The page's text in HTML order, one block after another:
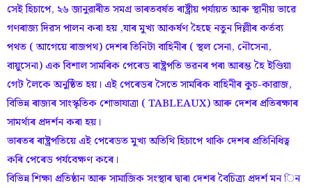
সেই হিচাপে, ২৬ জানুৱাৰীত সমগ্ৰ ভাৰতবৰ্ষত ৰাষ্ট্ৰীয় পৰ্যায়ত আৰু স্থানীয় ভাৱে
গণৰাজ্য দিৱস পালন কৰা হয় ,যাৰ মুখ্য আকৰ্ষণ হৈছে নতুন দিল্লীৰ কৰ্তব্য
পথত ( আগেয়ে ৰাজপথ) দেশৰ তিনিটা বাহিনীৰ ( স্থল সেনা, নৌসেনা,
বায়ুসেনা) এক বিশাল সামৰিক পেৰেড ৰাষ্ট্ৰপতি ভৱনৰ পৰা আৰম্ভ হৈ ইণ্ডিয়া
গেট লৈকে অনুষ্ঠিত হয়। এই পেৰেডৰ সৈতে সামৰিক বাহিনীৰ কুচ-কাৱাজ,
বিভিন্ন ৰাজ্যৰ সাংস্কৃতিক শোভাযাত্ৰা ( TABLEAUX) আৰু দেশৰ প্ৰতিৰক্ষাৰ
সামৰ্থ্যৰ প্ৰদৰ্শন কৰা হয়।
ভাৰতৰ ৰাষ্ট্ৰপতিয়ে এই পেৰেডত মুখ্য অতিথি হিচাপে থাকি দেশৰ প্ৰতিনিধিত্ব
কৰি পেৰেড পৰ্যবেক্ষণ কৰে।
বিভিন্ন শিক্ষা প্ৰতিষ্ঠান আৰু সামাজিক সংস্থাৰ দ্বাৰা দেশৰ বৈচিত্ৰ্য প্ৰদৰ্শ মন িন